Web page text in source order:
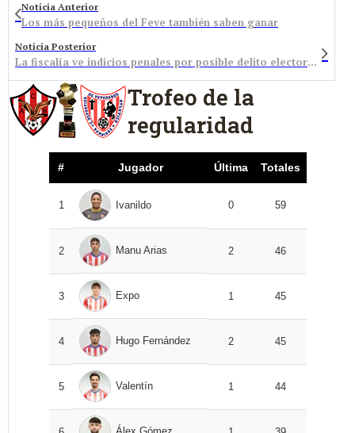
Noticia Anterior
Los más pequeños del Feve también saben ganar
Noticia Posterior
La fiscalía ve indicios penales por posible delito electoral en San Román durante las municipales
Trofeo de la
regularidad
# Jugador Última Totales
1 Ivanildo 0 59
2 Manu Arias 2 46
3 Expo 1 45
4 Hugo Fernández 2 45
5 Valentín 1 44